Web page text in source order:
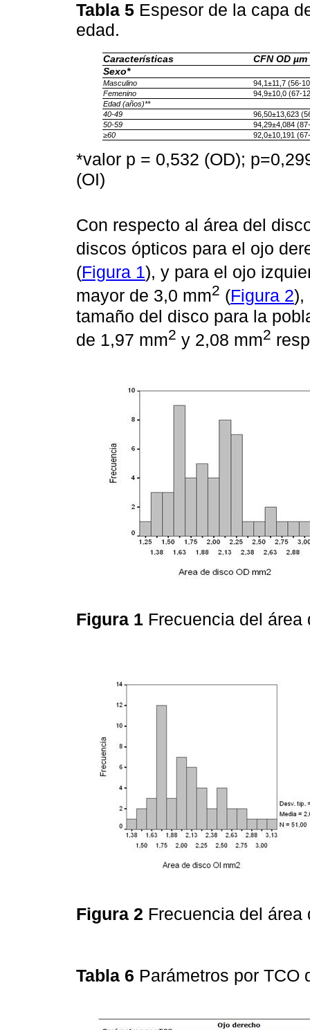
Tabla 5 Espesor de la capa
edad.
Características
CFN OD µm
Sexo*
Masculino
94,1±11,7 (56-
Femenino
94,9±10,0 (67-
Edad (años)**
40-49
96,50±13,623
50-59
94,29±4,084
≥60
92,0±10,191
*valor p = 0,532 (OD);
(OI)
Con respecto al área del
discos ópticos para el ojo
(Figura 1), y para el ojo
mayor de 3,0 mm2 (Figura 2),
tamaño del disco para la
de 1,97 mm2 y 2,08 mm2
Figura 1 Frecuencia del
Figura 2 Frecuencia del
Tabla 6 Parámetros por